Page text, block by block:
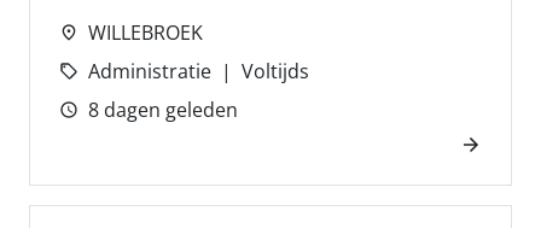
WILLEBROEK
Administratie
Voltijds
8 dagen geleden